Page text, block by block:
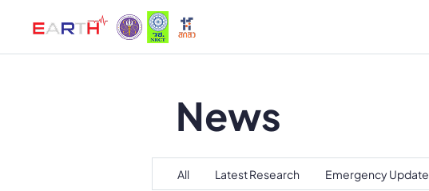
News
All Latest Research Emergency Update